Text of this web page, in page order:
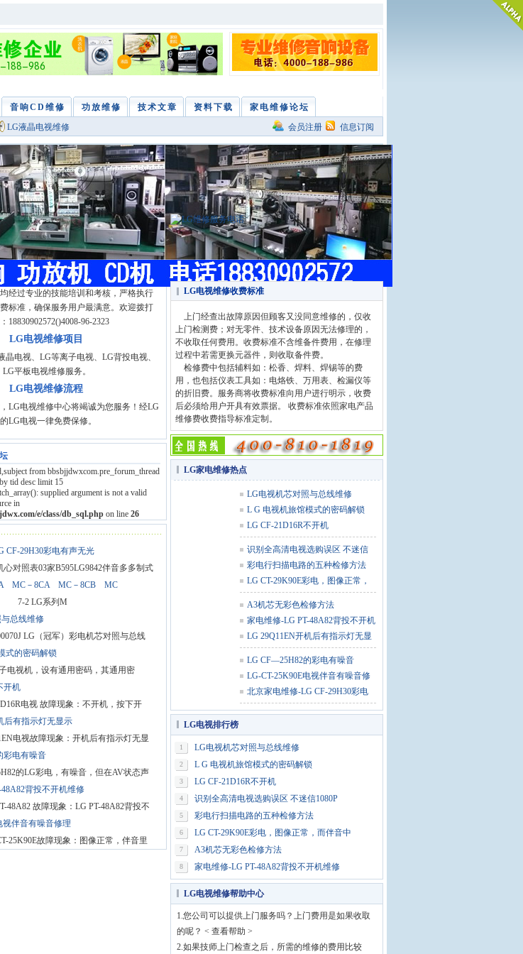
音响CD维修 功放维修 技术文章 资料下载
家电维修论坛
LG液晶电视维修 会员注册 信息订阅
电视维修
业LG电视维修、LG液晶电视维修、LG
维修、LG彩电维修服务，为客户提供最
服务，国内各大中型城市设有维修网
经过专业的技能培训和考核，严格执行
标准，确保服务用户最满意。欢迎拨打
18830902572()4008-96-2323
LG电视维修项目
晶电视、LG等离子电视、LG背投电视、
平板电视维修服务。
LG电视维修流程
LG电视维修中心将竭诚为您服务！经LG
LG电视一律免费保修。
from bbsbjjdwxcom.pre_forum_thread
tid desc limit 15
supplied argument is not a valid
in
e/class/db_sql.php on line 26
CF-29H30彩电有声无光
心对照表03家B595LG9842伴音多多制式
MC－8CA MC－8CB MC
系列M
总线维修
LG（冠军）彩电机芯对照与总线
式的密码解锁
电视机，设有通用密码，其通用密
开机
电视 故障现象：不开机，按下开
后有指示灯无显示
电视故障现象：开机后有指示灯无显
彩电有噪音
的LG彩电，有噪音，但在AV状态声
背投不开机维修
48A82 故障现象：LG PT-48A82背投不
视伴音有噪音修理
25K90E故障现象：图像正常，伴音里
LG电视维修收费标准
上门经查出故障原因但顾客又没同意维修的，仅收
上门检测费；对无零件、技术设备原因无法修理的，
不收取任何费用。收费标准不含维备件费用，在修理
过程中若需更换元器件，则收取备件费。
检修费中包括辅料如：松香、焊料、焊锡等的费
用，也包括仪表工具如：电烙铁、万用表、检漏仪等
的折旧费。服务商将收费标准向用户进行明示，收费
后必须给用户开具有效票据。 收费标准依照家电产品
维修费收费指导标准定制。
LG家电维修热点
LG电视机芯对照与总线维修
L G 电视机旅馆模式的密码解锁
LG CF-21D16R不开机
识别全高清电视选购误区 不迷信
108
彩电行扫描电路的五种检修方法
LG CT-29K90E彩电，图像正常，
A3机芯无彩色检修方法
家电维修-LG PT-48A82背投不开机
维
LG 29Q11EN开机后有指示灯无显
LG CF—25H82的彩电有噪音
LG-CT-25K90E电视伴音有噪音修
理
北京家电维修-LG CF-29H30彩电
LG电视排行榜
1 LG电视机芯对照与总线维修
2 L G 电视机旅馆模式的密码解锁
3 LG CF-21D16R不开机
4 识别全高清电视选购误区 不迷信1080P
5 彩电行扫描电路的五种检修方法
6 LG CT-29K90E彩电，图像正常，而伴音中
7 A3机芯无彩色检修方法
8 家电维修-LG PT-48A82背投不开机维修
LG电视维修帮助中心
1.您公司可以提供上门服务吗？上门费用是如果收取
的呢？ < 查看帮助 >
2.如果技师上门检查之后，所需的维修的费用比较